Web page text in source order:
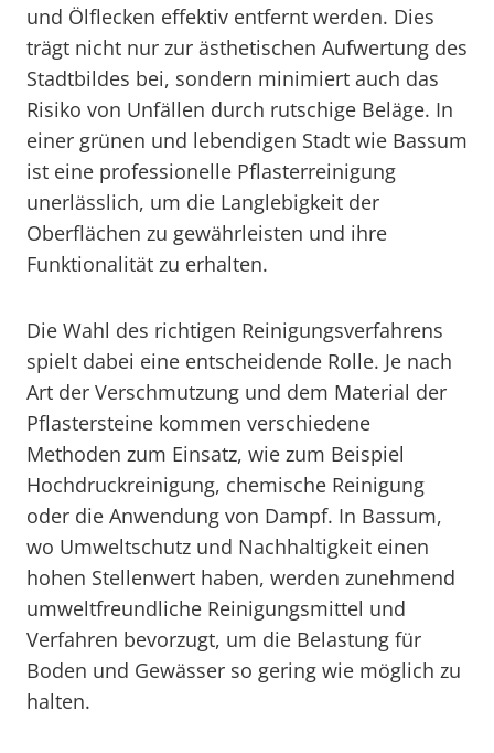
und Ölflecken effektiv entfernt werden. Dies
trägt nicht nur zur ästhetischen Aufwertung des
Stadtbildes bei, sondern minimiert auch das
Risiko von Unfällen durch rutschige Beläge. In
einer grünen und lebendigen Stadt wie Bassum
ist eine professionelle Pflasterreinigung
unerlässlich, um die Langlebigkeit der
Oberflächen zu gewährleisten und ihre
Funktionalität zu erhalten.
Die Wahl des richtigen Reinigungsverfahrens
spielt dabei eine entscheidende Rolle. Je nach
Art der Verschmutzung und dem Material der
Pflastersteine kommen verschiedene
Methoden zum Einsatz, wie zum Beispiel
Hochdruckreinigung, chemische Reinigung
oder die Anwendung von Dampf. In Bassum,
wo Umweltschutz und Nachhaltigkeit einen
hohen Stellenwert haben, werden zunehmend
umweltfreundliche Reinigungsmittel und
Verfahren bevorzugt, um die Belastung für
Boden und Gewässer so gering wie möglich zu
halten.